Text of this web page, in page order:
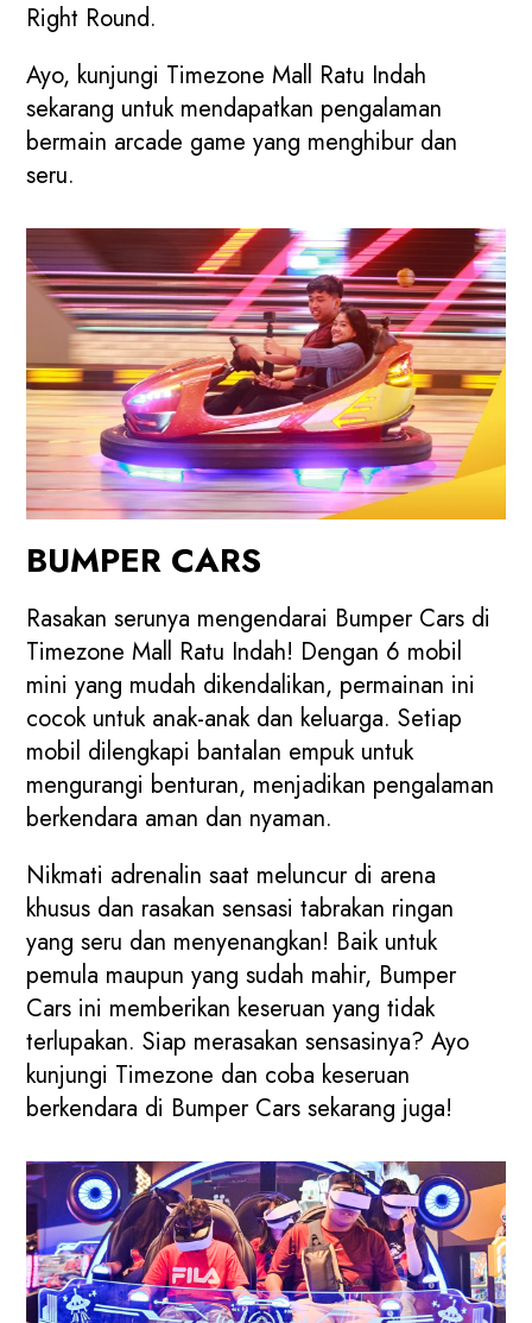
Right Round.
Ayo, kunjungi Timezone Mall Ratu Indah
sekarang untuk mendapatkan pengalaman
bermain arcade game yang menghibur dan
seru.
BUMPER CARS
Rasakan serunya mengendarai Bumper Cars di
Timezone Mall Ratu Indah! Dengan 6 mobil
mini yang mudah dikendalikan, permainan ini
cocok untuk anak-anak dan keluarga. Setiap
mobil dilengkapi bantalan empuk untuk
mengurangi benturan, menjadikan pengalaman
berkendara aman dan nyaman.
Nikmati adrenalin saat meluncur di arena
khusus dan rasakan sensasi tabrakan ringan
yang seru dan menyenangkan! Baik untuk
pemula maupun yang sudah mahir, Bumper
Cars ini memberikan keseruan yang tidak
terlupakan. Siap merasakan sensasinya? Ayo
kunjungi Timezone dan coba keseruan
berkendara di Bumper Cars sekarang juga!